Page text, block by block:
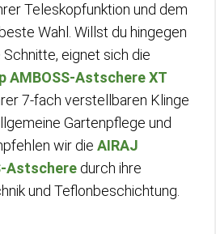
Teleskopfunktion und dem
Wahl. Willst du hingegen
eignet sich die
AMBOSS-Astschere XT
7-fach verstellbaren Klinge
Gartenpflege und
wir die AIRAJ
Astschere durch ihre
und Teflonbeschichtung.